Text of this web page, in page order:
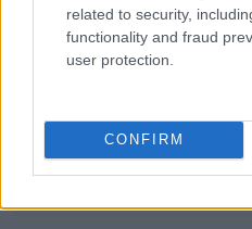
related to security,
functionality and fraud
user protection.
CONFIRM